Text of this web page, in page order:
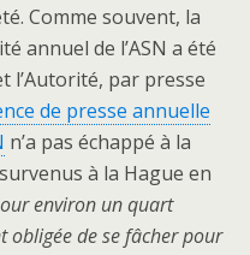
Comme souvent, la
annuel de l’ASN a été
l’Autorité, par presse
de presse annuelle
n’a pas échappé à la
à la Hague en
environ un quart
obligée de se fâcher pour